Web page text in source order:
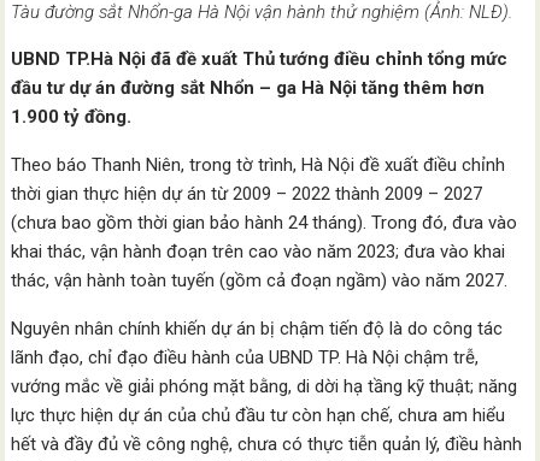
Tàu đường sắt Nhổn-ga Hà Nội vận hành thử nghiệm (Ảnh: NLĐ).
UBND TP.Hà Nội đã đề xuất Thủ tướng điều chỉnh tổng mức
đầu tư dự án đường sắt Nhổn – ga Hà Nội tăng thêm hơn
1.900 tỷ đồng.
Theo báo Thanh Niên, trong tờ trình, Hà Nội đề xuất điều chỉnh
thời gian thực hiện dự án từ 2009 – 2022 thành 2009 – 2027
(chưa bao gồm thời gian bảo hành 24 tháng). Trong đó, đưa vào
khai thác, vận hành đoạn trên cao vào năm 2023; đưa vào khai
thác, vận hành toàn tuyến (gồm cả đoạn ngầm) vào năm 2027.
Nguyên nhân chính khiến dự án bị chậm tiến độ là do công tác
lãnh đạo, chỉ đạo điều hành của UBND TP. Hà Nội chậm trễ,
vướng mắc về giải phóng mặt bằng, di dời hạ tầng kỹ thuật; năng
lực thực hiện dự án của chủ đầu tư còn hạn chế, chưa am hiểu
hết và đầy đủ về công nghệ, chưa có thực tiễn quản lý, điều hành